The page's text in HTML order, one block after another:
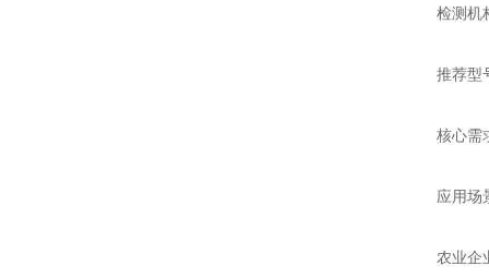
检测机
推荐型号
核心需求
应用场景
农业企